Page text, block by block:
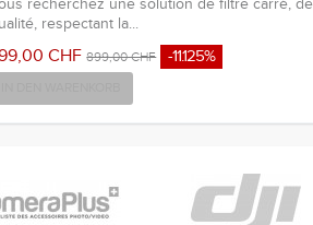
recherchez une solution de filtre carré,
respectant la...
CHF 899,00 CHF -11.125%